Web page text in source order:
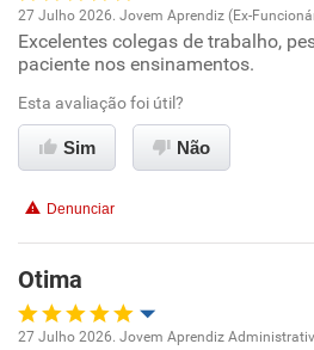
Oportunidade de promoção
Ambiente de trabalho
Conciliação com a vida familiar
Recomenda esta empresa
27 Julho 2026. Jovem Aprendiz (Ex-
Excelentes colegas de trabalho,
paciente nos ensinamentos.
Esta avaliação foi útil?
Sim Não
Denunciar
Otima
27 Julho 2026. Jovem Aprendiz